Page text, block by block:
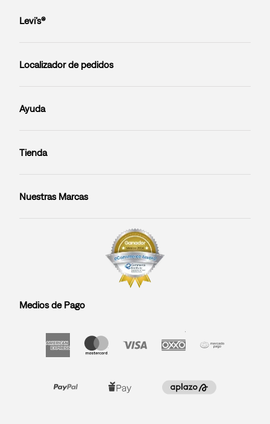
Levi’s®
Localizador de pedidos
Ayuda
Tienda
Nuestras Marcas
Medios de Pago